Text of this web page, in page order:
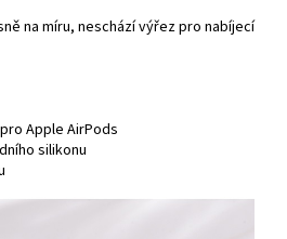
na míru, neschází výřez pro nabíjecí
Apple AirPods
silikonu